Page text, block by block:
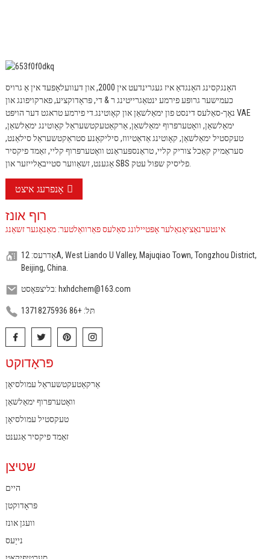
האָנגקסינג האָנגדאַ איז געגרינדעט אין 2000, און דעוועלאָפּעד אין אַ גרויס
כעמישער גרופּע פירמע ינטאַגרייטינג ר & די, פּראָדוקציע, פארקויפונג און
נאָך-סאַלעס דינסט פון ימאַלשאַן און קאָוטינג. די פירמע טראגט דער הויפּט VAE
ימאַלשאַן, וואָטערפּרוף ימאַלשאַן, אַרקאַטעקטשעראַל קאָוטינג ימאַלשאַן,
טעקסטיל ימאַלשאַן, קאָוטינג אַדאַטיווז, סיליקאָנע סטראַקטשעראַל סילאַנט,
סעראַמיק קאַכל צוריק קליי, טראַנספּעראַנט וואָטערפּרוף קליי, זאַמד פיקסיר
אַגענט, זשאַווער סטייבאַלייזער און SBS פליסיק שפּול עטק.
אָנפרעג איצט
רוף אונז
אינטערנאַציאָנאַלער אָפּטיילונג סאַלעס פאַרוואַלטער: מאַנאַגער זשאַנג
אַדרעס: 12A, West Liando U Valley, Majuqiao Town, Tongzhou District,
Beijing, China.
בליצפּאָסט: hxhdchem@163.com
תּל: +86 13718275936
פּראָדוקט
אַרקאַטעקטשעראַל עמולסיאָן
וואָטערפּרוף ימאַלשאַן
טעקסטיל עמולסיאָן
זאַמד פיקסיר אַגענט
שטיצן
היים
פּראָדוקטן
וועגן אונז
נייַעס